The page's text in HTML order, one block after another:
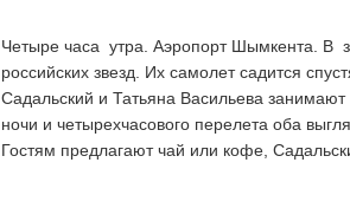
Четыре часа утра. Аэропорт Шымкента. В
российских звезд. Их самолет садится
Садальский и Татьяна Васильева
ночи и четырехчасового перелета оба
Гостям предлагают чай или кофе,